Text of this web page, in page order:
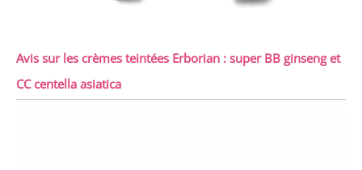
Avis sur les crèmes teintées Erborian : super BB ginseng et
CC centella asiatica